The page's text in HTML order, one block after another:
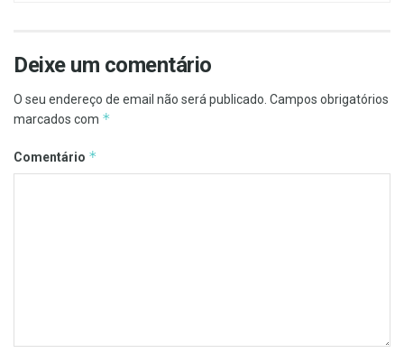
Deixe um comentário
O seu endereço de email não será publicado. Campos obrigatórios
marcados com *
Comentário *